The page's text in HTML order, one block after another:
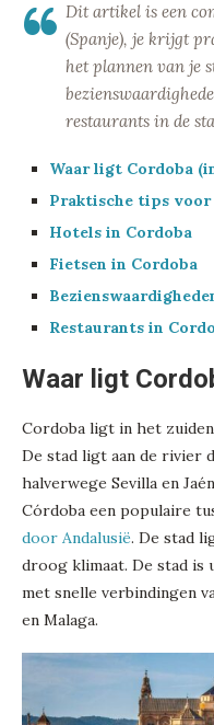
Dit artikel is een
(Spanje), je krijgt
het plannen van je
restaurants in de
Waar ligt Cordoba
Praktische tips voor
Hotels in Cordoba
Fietsen in Cordoba
Restaurants in
Waar ligt
Cordoba ligt in het zuiden
De stad ligt aan de rivier
halverwege Sevilla en
Córdoba een populaire
door Andalusië. De stad
droog klimaat. De stad is
met snelle verbindingen
en Malaga.